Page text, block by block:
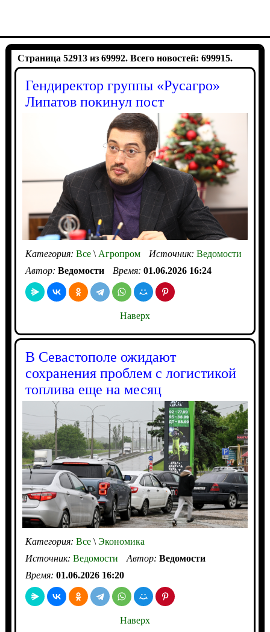
Страница 52913 из 69992. Всего новостей: 699915.
Гендиректор группы «Русагро»
Липатов покинул пост
Категория: Все\Агропром Источник: Ведомости
Автор: Ведомости Время: 01.06.2026 16:24
Наверх
В Севастополе ожидают
сохранения проблем с логистикой
топлива еще на месяц
Категория: Все\Экономика
Источник: Ведомости Автор: Ведомости
Время: 01.06.2026 16:20
Наверх